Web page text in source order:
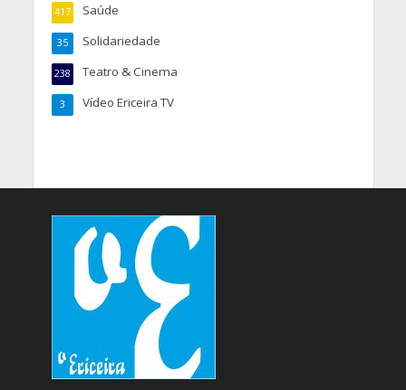
Saúde
417
Solidariedade
35
Teatro & Cinema
238
Vídeo Ericeira TV
3